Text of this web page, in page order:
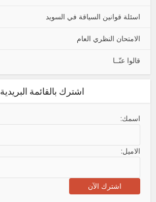
اسئلة قوانين السياقة في السويد
الامتحان النظري العام
قالوا عنّــا
اشترك بالقائمة البريدية
اسمك:
الاميل: